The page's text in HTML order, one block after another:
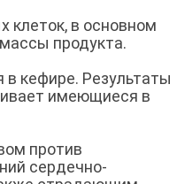
клеток, в основном
продукта.
кефире. Результаты
имеющиеся в
против
сердечно-